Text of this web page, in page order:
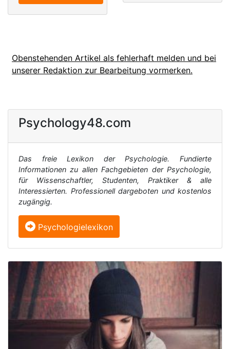
Obenstehenden Artikel als fehlerhaft melden und bei
unserer Redaktion zur Bearbeitung vormerken.
Psychology48.com
Das freie Lexikon der Psychologie. Fundierte
Informationen zu allen Fachgebieten der Psychologie,
für Wissenschaftler, Studenten, Praktiker & alle
Interessierten. Professionell dargeboten und kostenlos
zugängig.
Psychologielexikon